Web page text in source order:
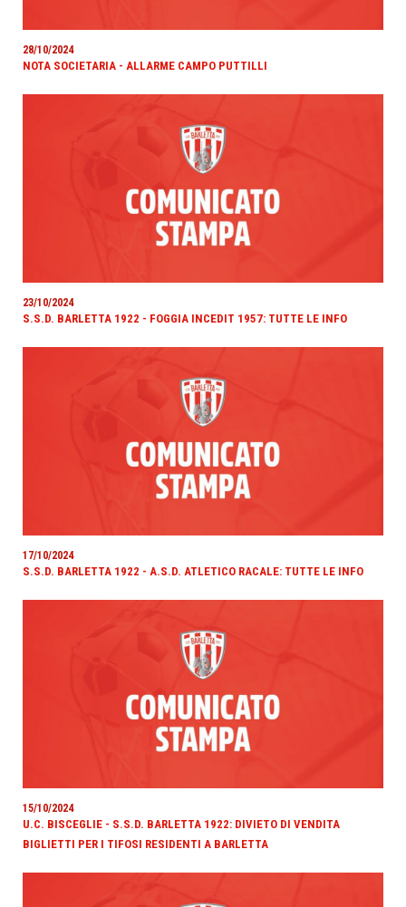
28/10/2024
NOTA SOCIETARIA - ALLARME CAMPO PUTTILLI
23/10/2024
S.S.D. BARLETTA 1922 - FOGGIA INCEDIT 1957: TUTTE LE INFO
17/10/2024
S.S.D. BARLETTA 1922 - A.S.D. ATLETICO RACALE: TUTTE LE INFO
15/10/2024
U.C. BISCEGLIE - S.S.D. BARLETTA 1922: DIVIETO DI VENDITA
BIGLIETTI PER I TIFOSI RESIDENTI A BARLETTA